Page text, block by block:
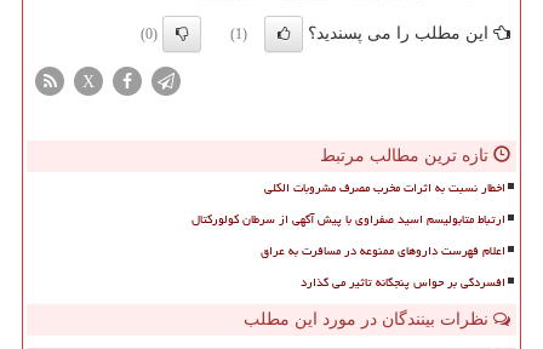
این مطلب را می پسندید؟ (1)
(0)
X
تازه ترین مطالب مرتبط
اخطار نسبت به اثرات مخرب مصرف مشروبات الکلی
ارتباط متابولیسم اسید صفراوی با پیش آگهی از سرطان کولورکتال
اعلام فهرست داروهای ممنوعه در مسافرت به عراق
افسردگی بر حواس پنجگانه تاثیر می گذارد
نظرات بینندگان در مورد این مطلب